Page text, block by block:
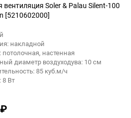
Soler & Palau Silent-100
[5210602000]
накладной
потолочная, настенная
диаметр воздуходува: 10 см
85 куб.м/ч
Вт
₽